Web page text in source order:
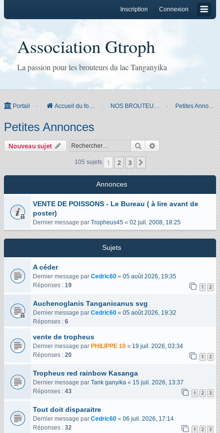
Connexion
Inscription
Association Gtroph
La passion pour les brouteurs du lac Tanganyika
Portail Accueil du forum NOS BROUTEURS & CO Petites Annonces
Petites Annonces
Nouveau sujet Rechercher
105 sujets 1 2 3
Annonces
VENTE DE POISSONS - Le Bureau ( à lire avant de
poster)
Dernier message par Tropheus45 « 02 juil. 2008, 18:25
Sujets
A céder
Dernier message par Cedric60 « 05 août 2026, 19:35
Réponses : 19 1 2
Auchenoglanis Tanganicanus svg
Dernier message par Cedric60 « 05 août 2026, 19:32
Réponses : 6
vente de tropheus
Dernier message par PHILIPPE 10 « 19 juil. 2026, 03:34
Réponses : 20 1 2
Tropheus red rainbow Kasanga
Dernier message par Tank ganyika « 15 juil. 2026, 13:37
Réponses : 43 1 2 3
Tout doit disparaitre
Dernier message par Cedric60 « 06 juil. 2026, 17:14
Réponses : 32 1 2 3